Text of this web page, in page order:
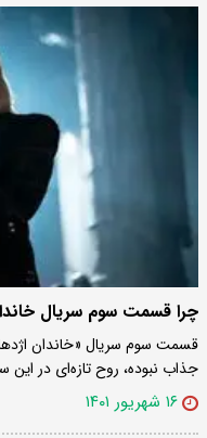
چرا قسمت سوم سریال
قسمت سوم سریال «خاندان
جذاب نبوده، روح تازه‌ای در
۱۶ شهریور ۱۴۰۱